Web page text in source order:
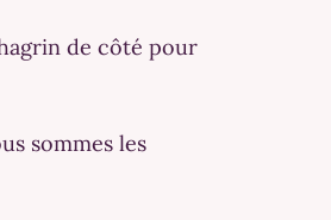
de côté pour
sommes les